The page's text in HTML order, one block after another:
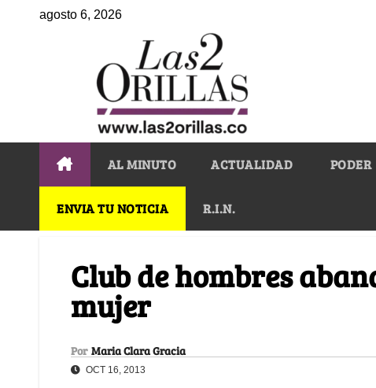
agosto 6, 2026
AL MINUTO ACTUALIDAD PODER
ENVIA TU NOTICIA R.I.N.
Club de hombres
mujer
Por Maria Clara Gracia
OCT 16, 2013